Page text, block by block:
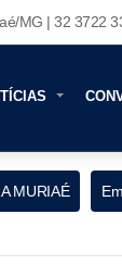
MG | 32 3722
MURIAÉ